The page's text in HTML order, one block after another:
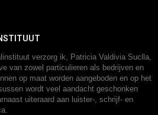
verzorg ik, Patricia Valdivia Suclla,
van zowel particulieren als bedrijven en
op maat worden aangeboden en op het
wordt veel aandacht geschonken
uiteraard aan luister-, schrijf- en